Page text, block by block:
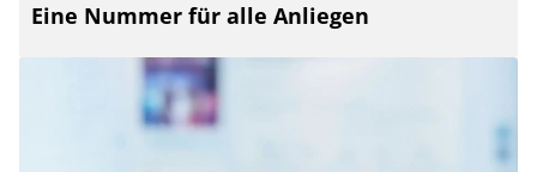
Eine Nummer für alle Anliegen